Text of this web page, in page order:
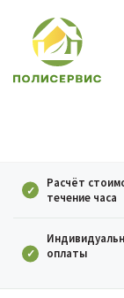
Расчёт
течение часа
оплаты